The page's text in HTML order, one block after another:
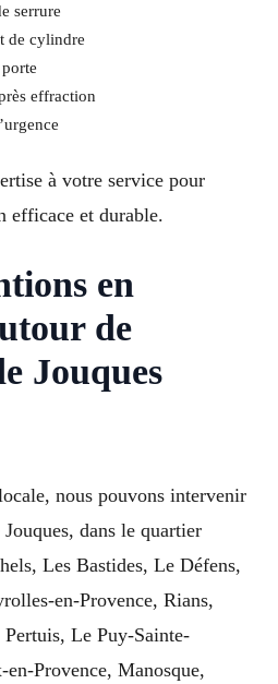
serrure
de cylindre
effraction
à votre service pour
efficace et durable.
en
de
Jouques
nous pouvons intervenir
dans le quartier
Les Bastides, Le Défens,
en-Provence, Rians,
Le Puy-Sainte-
Provence, Manosque,